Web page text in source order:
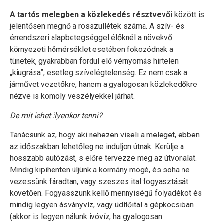
A tartós melegben a közlekedés résztvevői között is
jelentősen megnő a rosszullétek száma. A szív- és
érrendszeri alapbetegséggel élőknél a növekvő
környezeti hőmérséklet esetében fokozódnak a
tünetek, gyakrabban fordul elő vérnyomás hirtelen
„kiugrása”, esetleg szívelégtelenség. Ez nem csak a
járművet vezetőkre, hanem a gyalogosan közlekedőkre
nézve is komoly veszélyekkel járhat.
De mit lehet ilyenkor tenni?
Tanácsunk az, hogy aki nehezen viseli a meleget, ebben
az időszakban lehetőleg ne induljon útnak. Kerülje a
hosszabb autózást, s előre tervezze meg az útvonalat.
Mindig kipihenten üljünk a kormány mögé, és soha ne
vezessünk fáradtan, vagy szeszes ital fogyasztását
követően. Fogyasszunk kellő mennyiségű folyadékot és
mindig legyen ásványvíz, vagy üdítőital a gépkocsiban
(akkor is legyen nálunk ivóvíz, ha gyalogosan